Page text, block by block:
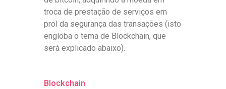
troca de prestação de serviços em
prol da segurança das transações (isto
engloba o tema de Blockchain, que
será explicado abaixo).
Blockchain